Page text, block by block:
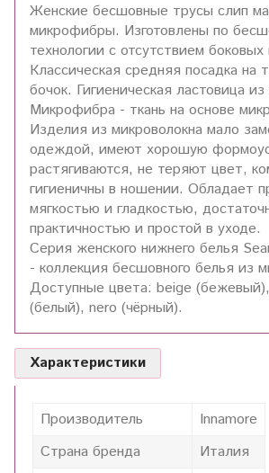
Женские бесшовные трусы слип
микрофибры. Изготовлены по
технологии с отсутствием
Классическая средняя посадка
бочок. Гигиеническая ластовица из
Микрофибра - ткань на основе
Изделия из микроволокна мало
одеждой, имеют хорошую
растягиваются, не теряют цвет,
гигиеничны в ношении. Обладает
мягкостью и гладкостью,
практичностью и простой в уходе.
Серия женского нижнего белья
- коллекция бесшовного белья из
Доступные цвета: beige
(белый), nero (чёрный).
Характеристики
Производитель
Innamore
Страна бренда
Италия